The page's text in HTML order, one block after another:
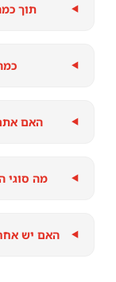
תוך
האם
מה סוגי
האם יש